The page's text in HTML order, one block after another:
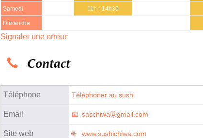
Samedi 11h - 14h30
Dimanche
Signaler une erreur
Contact
Téléphone Téléphoner au sushi
Email saschiwaⓐgmail.com
Site web www.sushichiwa.com